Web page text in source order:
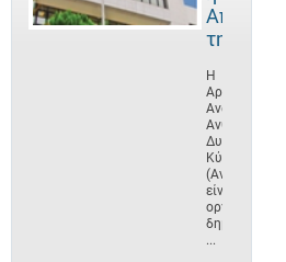
Αποστολή
της
Η
Αρχή
Ανάπτυξης
Ανθρώπινου
Δυναμικού
Κύπρου
(ΑνΑΔ)
είναι
οργανισμός
δημοσίου
...